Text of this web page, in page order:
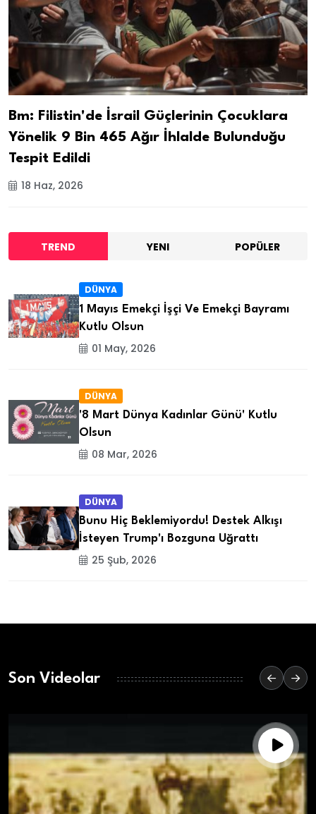
Bm: Filistin'de İsrail Güçlerinin Çocuklara
Yönelik 9 Bin 465 Ağır İhlalde Bulunduğu
Tespit Edildi
18 Haz, 2026
TREND YENI POPÜLER
DÜNYA
1 Mayıs Emekçi İşçi Ve Emekçi Bayramı
Kutlu Olsun
01 May, 2026
DÜNYA
'8 Mart Dünya Kadınlar Günü' Kutlu
Olsun
08 Mar, 2026
DÜNYA
Bunu Hiç Beklemiyordu! Destek Alkışı
İsteyen Trump'ı Bozguna Uğrattı
25 Şub, 2026
Son Videolar